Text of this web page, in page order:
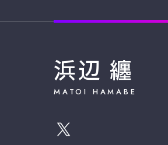
浜辺 纏
MATOI HAMABE